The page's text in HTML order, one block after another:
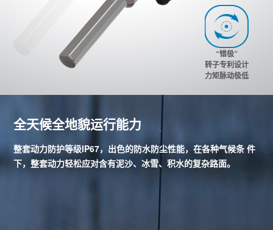
“错极”
转子专利设计
力矩脉动极低
全天候全地貌运行能力
整套动力防护等级IP67，出色的防水防尘性能，在各种气候条 件
下，整套动力轻松应对含有泥沙、冰雪、积水的复杂路面。